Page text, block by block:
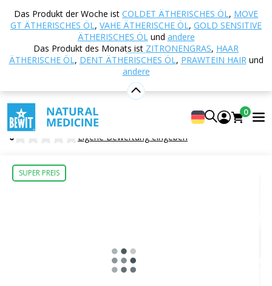
Das Produkt der Woche ist COLDET ÄTHERISCHES ÖL, MOVE
GT ÄTHERISCHES ÖL, VAHE ÄTHERISCHE ÖL, GOLD SENSITIVE
ÄTHERISCHES ÖLund andere
Das Produkt des Monats ist ZITRONENGRAS, HAAR
ÄTHERISCHE ÖL, DENT ÄTHERISCHES ÖL, PRAWTEIN HAIRund
andere
0
Startseite E-shop
Ernährung und
Nahrungsergänzungsmittel
TCM - Traditionelle
Chinesische Medizin
103 - Klare Quelle
103 - Klare Quelle
Nahrungsergänzungsmittel
BEWIT Pure Well
0 Eigene Bewertung eingeben
SUPER PREIS